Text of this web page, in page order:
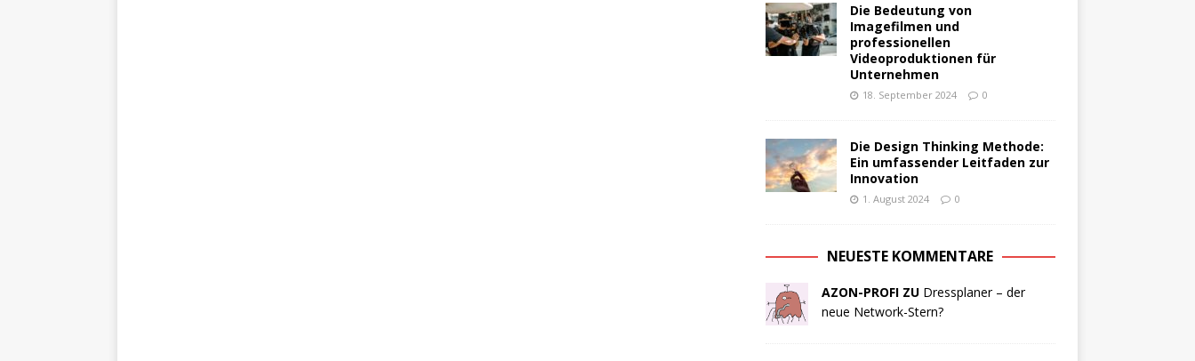
Die Bedeutung von
Imagefilmen und
professionellen
Videoproduktionen für
Unternehmen
18. September 2024 0
Die Design Thinking Methode:
Ein umfassender Leitfaden zur
Innovation
1. August 2024 0
NEUESTE KOMMENTARE
AZON-PROFI ZU Dressplaner – der
neue Network-Stern?